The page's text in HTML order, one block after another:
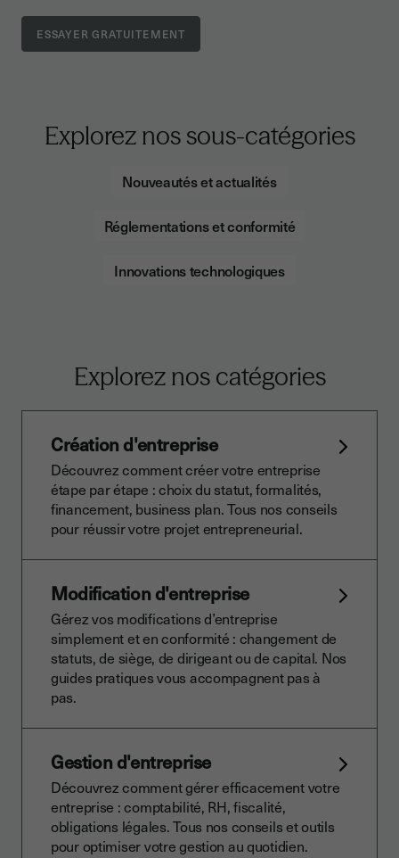
Explorez nos sous-catégories
Nouveautés et actualités
Réglementations et conformité
Innovations technologiques
Explorez nos catégories
Création d'entreprise
Découvrez comment créer votre entreprise
étape par étape : choix du statut, formalités,
financement, business plan. Tous nos conseils
pour réussir votre projet entrepreneurial.
Modification d'entreprise
Gérez vos modifications d’entreprise
simplement et en conformité : changement de
statuts, de siège, de dirigeant ou de capital. Nos
guides pratiques vous accompagnent pas à
pas.
Gestion d'entreprise
Découvrez comment gérer efficacement votre
entreprise : comptabilité, RH, fiscalité,
obligations légales. Tous nos conseils et outils
pour optimiser votre gestion au quotidien.